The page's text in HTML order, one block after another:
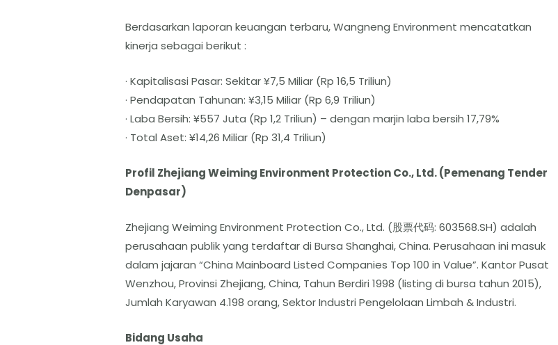
Berdasarkan laporan keuangan terbaru, Wangneng Environment mencatatkan
kinerja sebagai berikut :
· Kapitalisasi Pasar: Sekitar ¥7,5 Miliar (Rp 16,5 Triliun)
· Pendapatan Tahunan: ¥3,15 Miliar (Rp 6,9 Triliun)
· Laba Bersih: ¥557 Juta (Rp 1,2 Triliun) – dengan marjin laba bersih 17,79%
· Total Aset: ¥14,26 Miliar (Rp 31,4 Triliun)
Profil Zhejiang Weiming Environment Protection Co., Ltd. (Pemenang Tender
Denpasar)
Zhejiang Weiming Environment Protection Co., Ltd. (股票代码: 603568.SH) adalah
perusahaan publik yang terdaftar di Bursa Shanghai, China. Perusahaan ini masuk
dalam jajaran “China Mainboard Listed Companies Top 100 in Value”. Kantor Pusat
Wenzhou, Provinsi Zhejiang, China, Tahun Berdiri 1998 (listing di bursa tahun 2015),
Jumlah Karyawan 4.198 orang, Sektor Industri Pengelolaan Limbah & Industri.
Bidang Usaha